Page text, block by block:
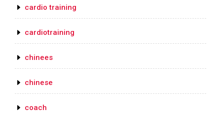
cardio training
cardiotraining
chinees
chinese
coach